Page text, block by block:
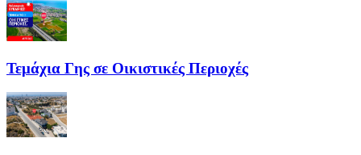
Τεμάχια Γης σε Οικιστικές Περιοχές